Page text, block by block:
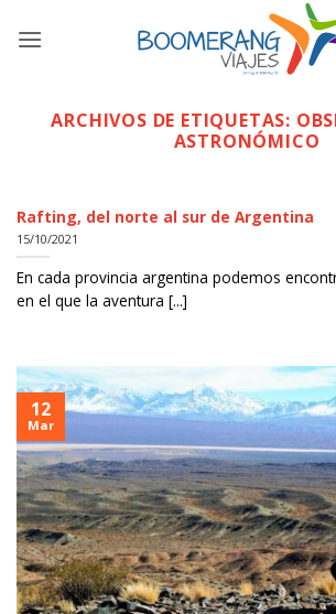
ARCHIVOS DE ETIQUETAS:
ASTRONÓMICO
Rafting, del norte al sur de Argentina
15/10/2021
En cada provincia argentina podemos
en el que la aventura [...]
12
Mar